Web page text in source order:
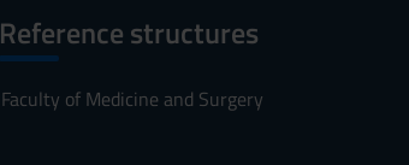
Reference structures
Faculty of Medicine and Surgery